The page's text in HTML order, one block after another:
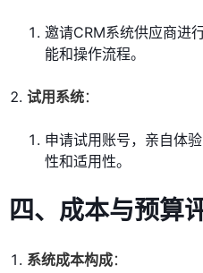
邀请CRM系统供应商进
能和操作流程。
试用系统：
申请试用账号，亲自体
性和适用性。
四、成本与预算
系统成本构成：